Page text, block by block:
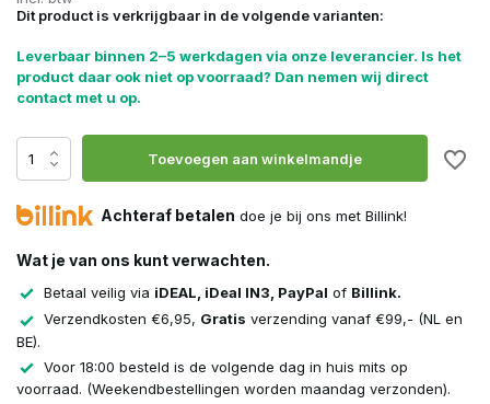
Dit product is verkrijgbaar in de volgende varianten:
Leverbaar binnen 2–5 werkdagen via onze leverancier. Is het
product daar ook niet op voorraad? Dan nemen wij direct
contact met u op.
Toevoegen aan winkelmandje
Achteraf betalen doe je bij ons met Billink!
Wat je van ons kunt verwachten.
Betaal veilig via iDEAL, iDeal IN3, PayPal of Billink.
Verzendkosten €6,95, Gratis verzending vanaf €99,- (NL en
BE).
Voor 18:00 besteld is de volgende dag in huis mits op
voorraad. (Weekendbestellingen worden maandag verzonden).